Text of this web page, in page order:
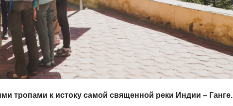
тропами к истоку самой священной реки Индии – Ганге.